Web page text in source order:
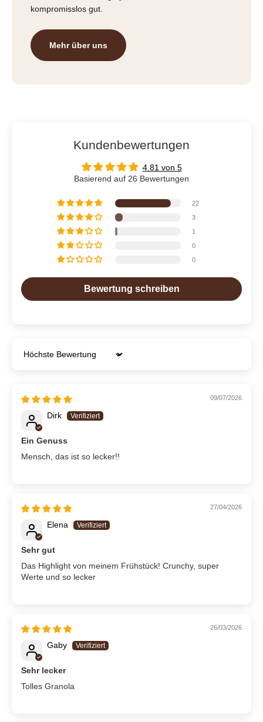
kompromisslos gut.
Mehr über uns
Kundenbewertungen
4.81 von 5
Basierend auf 26 Bewertungen
22
3
1
0
0
Bewertung schreiben
Sort by
09/07/2026
Dirk
Ein Genuss
Mensch, das ist so lecker!!
27/04/2026
Elena
Sehr gut
Das Highlight von meinem Frühstück! Crunchy, super
Werte und so lecker
26/03/2026
Gaby
Sehr lecker
Tolles Granola